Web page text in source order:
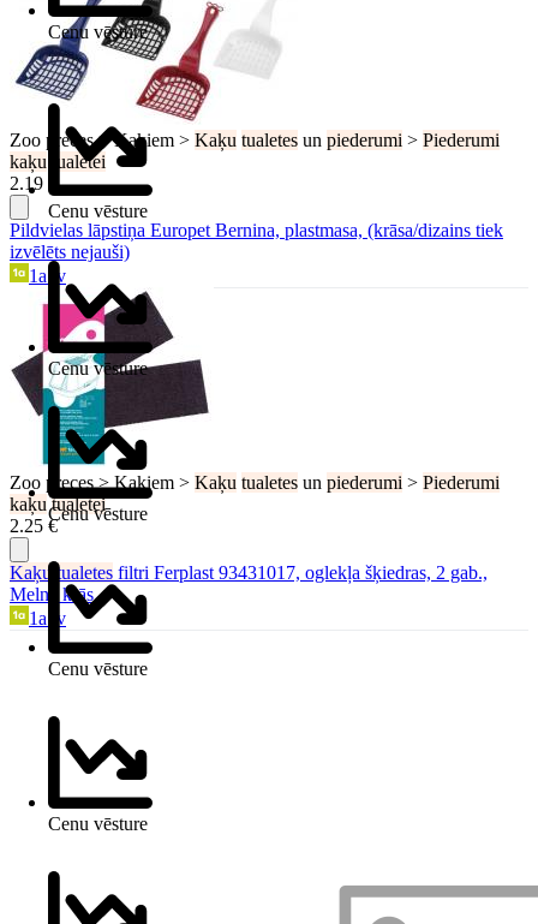
Zoo preces > Kaķiem > Kaķu tualetes un piederumi > Piederumi
kaķu
tualetei
2.19 €
Cenu vēsture
Pildvielas lāpstiņa Europet Bernina, plastmasa, (krāsa/dizains tiek
izvēlēts nejauši)
1a.lv
Zoo preces > Kaķiem > Kaķu tualetes un piederumi > Piederumi
kaķu tualetei
2.25 €
Cenu vēsture
Kaķu tualetes filtri Ferplast 93431017, oglekļa šķiedras, 2 gab.,
Melna krās.
1a.lv
Cenu vēsture
Cenu vēsture
Cenu vēsture
Cenu vēsture